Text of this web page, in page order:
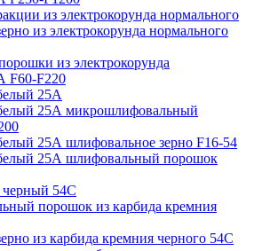
из электрокорунда нормального
из электрокорунда нормального
из электрокорунда
F60-F220
25А
25А микрошлифовальный
25А шлифовальное зерно F16-54
25А шлифовальный порошок
черный 54С
порошок из карбида кремния
из карбида кремния черного 54C